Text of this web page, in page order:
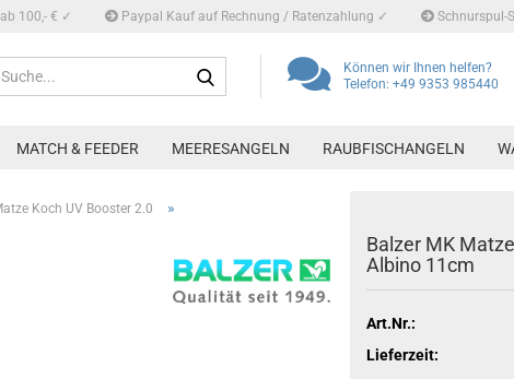
100,- € ✓ Paypal Kauf auf Rechnung / Ratenzahlung ✓ Schnurspul-
Können wir Ihnen helfen?
Telefon: +49 9353 985440
MATCH & FEEDER MEERESANGELN RAUBFISCHANGELN
Koch UV Booster 2.0 »
Balzer MK
Albino 11cm
Art.Nr.:
Lieferzeit: